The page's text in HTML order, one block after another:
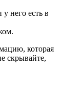
него есть в
которая
скрывайте,